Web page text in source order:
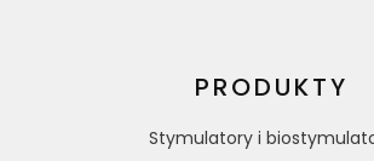
PRODUKTY
Stymulatory i